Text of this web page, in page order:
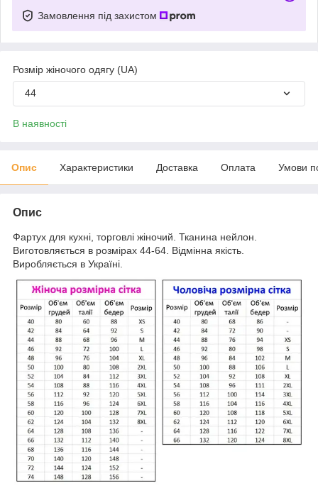
Замовлення під захистом
Розмір жіночого одягу (UA)
44
В наявності
Опис Характеристики Доставка Оплата Умови
Опис
Фартух для кухні, торговлі жіночий. Тканина нейлон.
Виготовляється в розмірах 44-64. Відмінна якість.
Виробляється в Україні.